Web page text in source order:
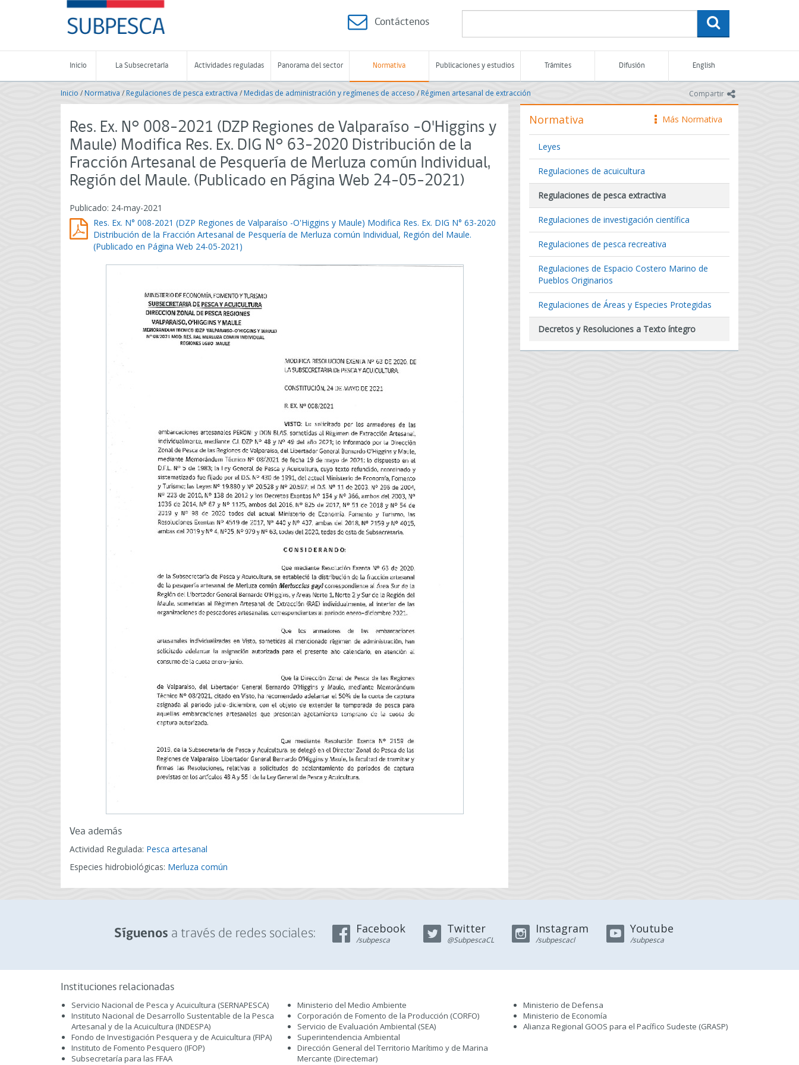
-
Subsecretaría
de
Pesca
Acuicultura
-
de
Chile
Contáctenos
Inicio La Subsecretaría Actividades reguladas Panorama del sector Normativa Publicaciones y estudios Trámites Difusión English
Compartir icono
Inicio /Normativa / Regulaciones de pesca extractiva /Medidas de administración y regímenes de acceso / Régimen artesanal de extracción
Res. Ex. N° 008-2021 (DZP Regiones de Valparaíso -O'Higgins y
Maule) Modifica Res. Ex. DIG N° 63-2020 Distribución de la
Fracción Artesanal de Pesquería de Merluza común Individual,
Región del Maule. (Publicado en Página Web 24-05-2021)
Publicado: 24-may-2021
Res. Ex. N° 008-2021 (DZP Regiones de Valparaíso -O'Higgins y Maule) Modifica Res. Ex. DIG N° 63-2020
Distribución de la Fracción Artesanal de Pesquería de Merluza común Individual, Región del Maule.
(Publicado en Página Web 24-05-2021)
Vea además
Actividad Regulada: Pesca artesanal
Especies hidrobiológicas: Merluza común
icono
Más Normativa
Normativa
Leyes
Regulaciones de acuicultura
Regulaciones de pesca extractiva
Regulaciones de investigación científica
Regulaciones de pesca recreativa
Regulaciones de Espacio Costero Marino de
Pueblos Originarios
Regulaciones de Áreas y Especies Protegidas
Decretos y Resoluciones a Texto íntegro
Síguenos a través de redes sociales: Facebook
/subpesca
Twitter
@SubpescaCL
Instagram
/subpescacl
Youtube
/subpesca
Instituciones relacionadas
Servicio Nacional de Pesca y Acuicultura (SERNAPESCA)
Instituto Nacional de Desarrollo Sustentable de la Pesca
Artesanal y de la Acuicultura (INDESPA)
Fondo de Investigación Pesquera y de Acuicultura (FIPA)
Instituto de Fomento Pesquero (IFOP)
Subsecretaría para las FFAA
Ministerio del Medio Ambiente
Corporación de Fomento de la Producción (CORFO)
Servicio de Evaluación Ambiental (SEA)
Superintendencia Ambiental
Dirección General del Territorio Marítimo y de Marina
Mercante (Directemar)
Ministerio de Defensa
Ministerio de Economía
Alianza Regional GOOS para el Pacífico Sudeste (GRASP)